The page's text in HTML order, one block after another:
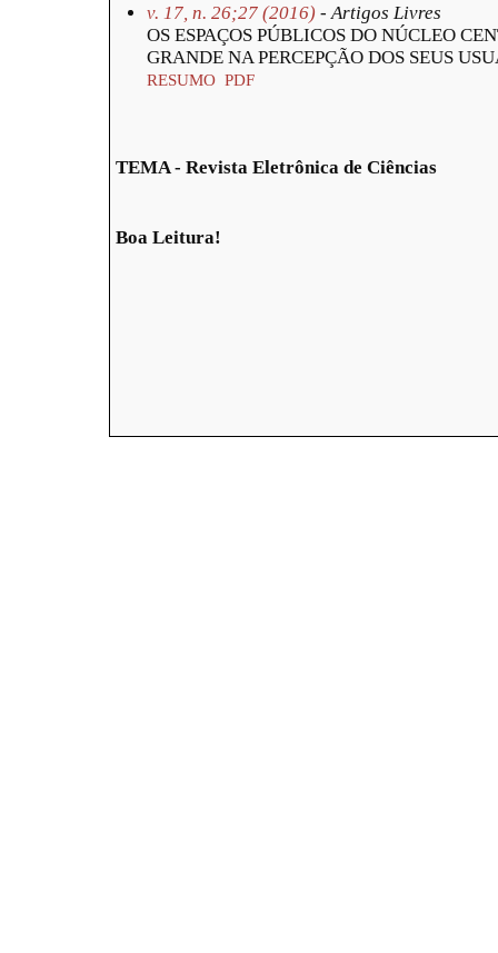
v. 17, n. 26;27 (2016) - Artigos Livres
OS ESPAÇOS PÚBLICOS DO NÚCLEO
GRANDE NA PERCEPÇÃO DOS SEUS
RESUMO PDF
TEMA - Revista Eletrônica de Ciências
Boa Leitura!